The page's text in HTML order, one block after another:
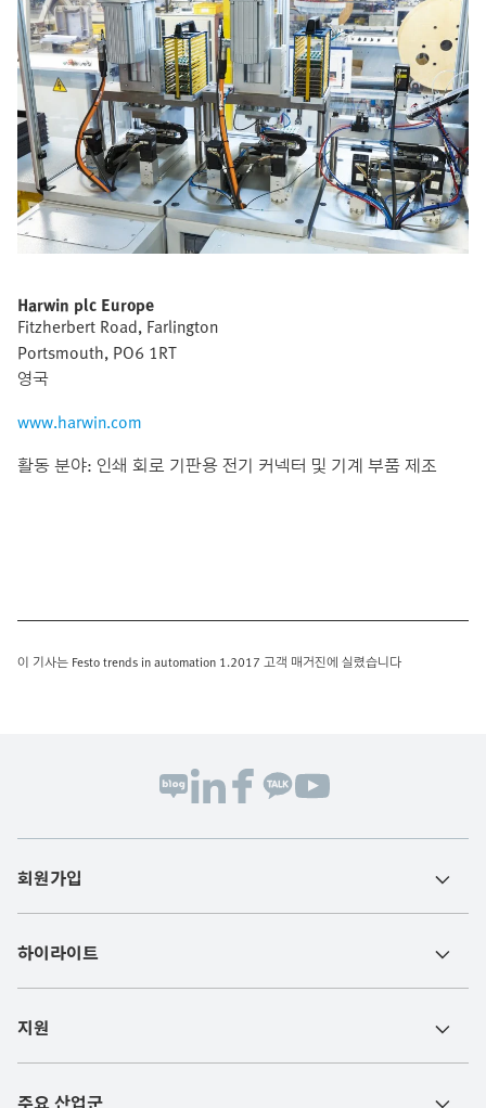
Harwin plc Europe
Fitzherbert Road, Farlington
Portsmouth, PO6 1RT
영국
www.harwin.com
활동 분야: 인쇄 회로 기판용 전기 커넥터 및 기계 부품 제조
이 기사는 Festo trends in automation 1.2017 고객 매거진에 실렸습니다
회원가입
하이라이트
지원
주요 산업군